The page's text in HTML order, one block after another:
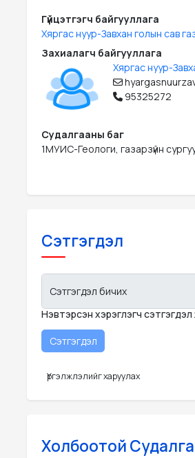
Гүйцэтгэгч байгууллага
Хяргас нуур-Завхан голын сав
Захиалагч байгууллага
Хяргас нуур-
95325272
Судалгааны баг
1МУИС-Геологи, газарзүйн
Сэтгэгдэл
Сэтгэгдэл бичих
Нэвтэрсэн хэрэглэгч
Үргэлжлэлийг харуулах
Холбоотой